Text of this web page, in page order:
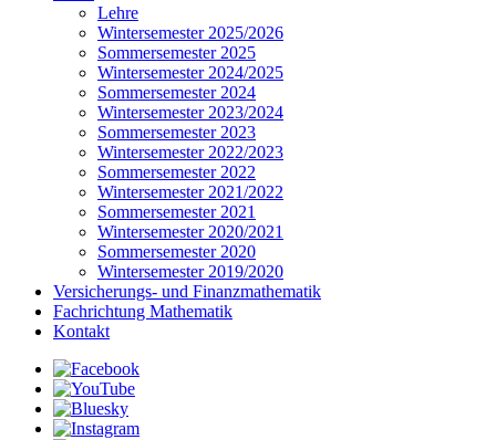
Lehre
Wintersemester 2025/2026
Sommersemester 2025
Wintersemester 2024/2025
Sommersemester 2024
Wintersemester 2023/2024
Sommersemester 2023
Wintersemester 2022/2023
Sommersemester 2022
Wintersemester 2021/2022
Sommersemester 2021
Wintersemester 2020/2021
Sommersemester 2020
Wintersemester 2019/2020
Versicherungs- und Finanzmathematik
Fachrichtung Mathematik
Kontakt